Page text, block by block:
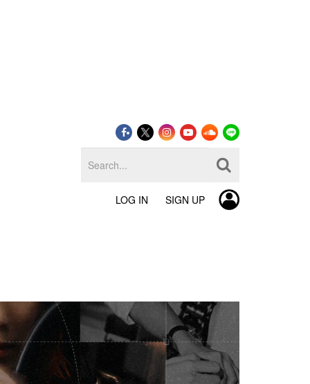
LOG IN SIGN UP